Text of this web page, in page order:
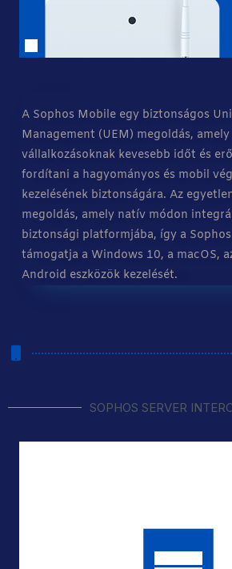
A Sophos Mobile egy biztonságos
Management (UEM) megoldás,
vállalkozásoknak kevesebb időt és
fordítani a hagyományos és mobil
kezelésének biztonságára. Az
megoldás, amely natív módon
biztonsági platformjába, így a
támogatja a Windows 10, a macOS,
Android eszközök kezelését.
SOPHOS SERVER